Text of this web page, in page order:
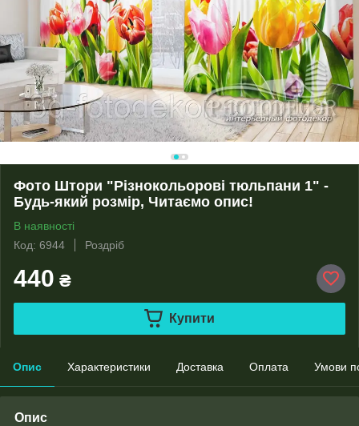
Фото Штори "Різнокольорові тюльпани 1" -
Будь-який розмір, Читаємо опис!
В наявності
Код: 6944
Роздріб
440 ₴
Купити
Опис Характеристики Доставка Оплата Умови
Опис